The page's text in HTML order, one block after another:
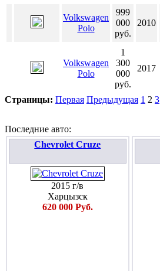
Volkswagen
Polo
999
000
руб.
2010
Volkswagen
Polo
1
300
000
руб.
2017
Страницы: Первая Предыдущая 1 2 3
Последние авто:
Chevrolet Cruze
2015 г/в
Харцызск
620 000 Руб.